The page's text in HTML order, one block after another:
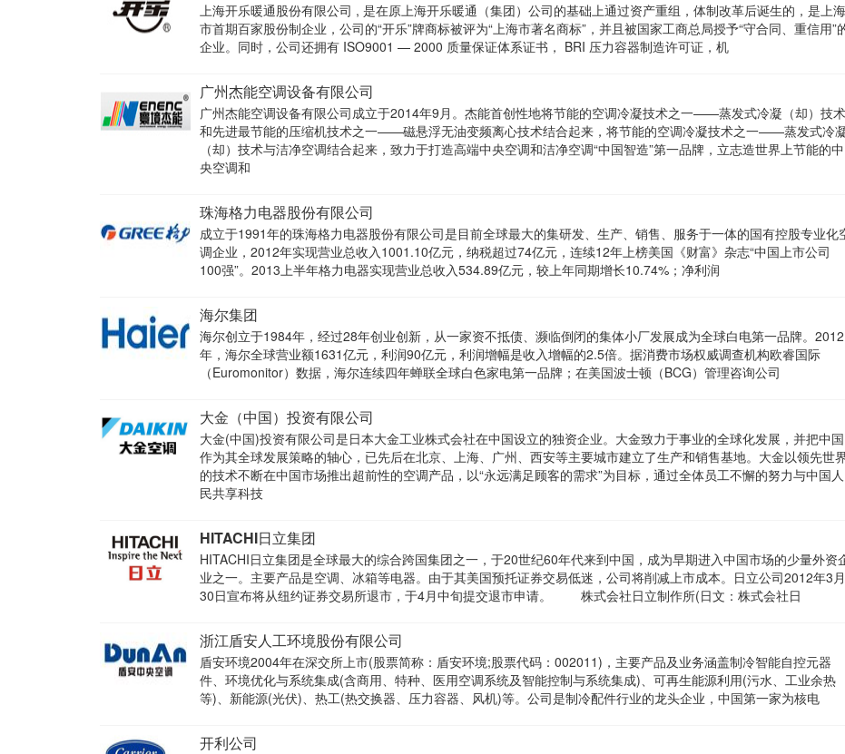
上海开乐暖通股份有限公司 , 是在原上海开乐暖通（集团）公司的基础上通过资产重组，体制改革后诞生的，是上海
市首期百家股份制企业，公司的“开乐”牌商标被评为“上海市著名商标”，并且被国家工商总局授予“守合同、重信用”
企业。同时，公司还拥有 ISO9001 — 2000 质量保证体系证书， BRI 压力容器制造许可证，机
广州杰能空调设备有限公司
广州杰能空调设备有限公司成立于2014年9月。杰能首创性地将节能的空调冷凝技术之一——蒸发式冷凝（却）技术
和先进最节能的压缩机技术之一——磁悬浮无油变频离心技术结合起来，将节能的空调冷凝技术之一——蒸发式冷
（却）技术与洁净空调结合起来，致力于打造高端中央空调和洁净空调“中国智造”第一品牌，立志造世界上节能的中
央空调和
珠海格力电器股份有限公司
成立于1991年的珠海格力电器股份有限公司是目前全球最大的集研发、生产、销售、服务于一体的国有控股专业化
调企业，2012年实现营业总收入1001.10亿元，纳税超过74亿元，连续12年上榜美国《财富》杂志“中国上市公司
100强”。2013上半年格力电器实现营业总收入534.89亿元，较上年同期增长10.74%；净利润
海尔集团
海尔创立于1984年，经过28年创业创新，从一家资不抵债、濒临倒闭的集体小厂发展成为全球白电第一品牌。2012
年，海尔全球营业额1631亿元，利润90亿元，利润增幅是收入增幅的2.5倍。据消费市场权威调查机构欧睿国际
（Euromonitor）数据，海尔连续四年蝉联全球白色家电第一品牌；在美国波士顿（BCG）管理咨询公司
大金（中国）投资有限公司
大金(中国)投资有限公司是日本大金工业株式会社在中国设立的独资企业。大金致力于事业的全球化发展，并把中国
作为其全球发展策略的轴心，已先后在北京、上海、广州、西安等主要城市建立了生产和销售基地。大金以领先世
的技术不断在中国市场推出超前性的空调产品，以“永远满足顾客的需求”为目标，通过全体员工不懈的努力与中国人
民共享科技
HITACHI日立集团
HITACHI日立集团是全球最大的综合跨国集团之一，于20世纪60年代来到中国，成为早期进入中国市场的少量外资
业之一。主要产品是空调、冰箱等电器。由于其美国预托证券交易低迷，公司将削减上市成本。日立公司2012年3月
30日宣布将从纽约证券交易所退市，于4月中旬提交退市申请。 株式会社日立制作所(日文：株式会社日
浙江盾安人工环境股份有限公司
盾安环境2004年在深交所上市(股票简称：盾安环境;股票代码：002011)，主要产品及业务涵盖制冷智能自控元器
件、环境优化与系统集成(含商用、特种、医用空调系统及智能控制与系统集成)、可再生能源利用(污水、工业余热
等)、新能源(光伏)、热工(热交换器、压力容器、风机)等。公司是制冷配件行业的龙头企业，中国第一家为核电
开利公司